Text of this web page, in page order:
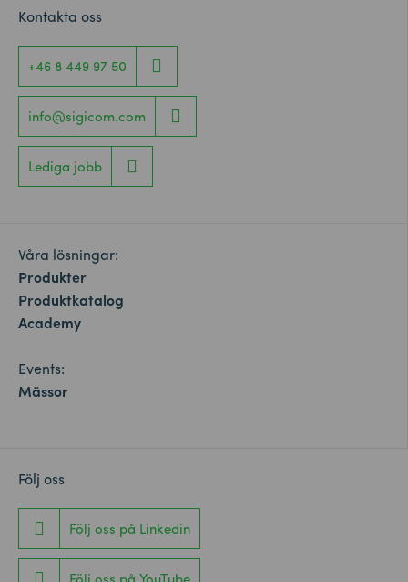
Kontakta oss
+46 8 449 97 50
info@sigicom.com
Lediga jobb
Våra lösningar:
Produkter
Produktkatalog
Academy
Events:
Mässor
Följ oss
Följ oss på Linkedin
Följ oss på YouTube